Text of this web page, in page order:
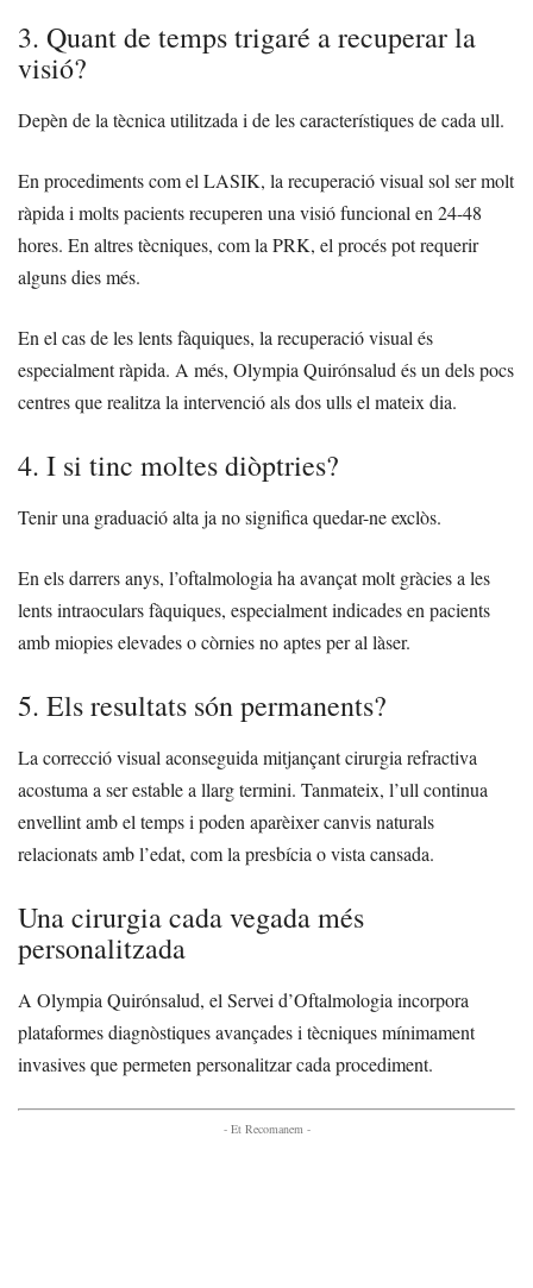
3. Quant de temps trigaré a recuperar la
visió?
Depèn de la tècnica utilitzada i de les característiques de cada ull.
En procediments com el LASIK, la recuperació visual sol ser molt
ràpida i molts pacients recuperen una visió funcional en 24-48
hores. En altres tècniques, com la PRK, el procés pot requerir
alguns dies més.
En el cas de les lents fàquiques, la recuperació visual és
especialment ràpida. A més, Olympia Quirónsalud és un dels pocs
centres que realitza la intervenció als dos ulls el mateix dia.
4. I si tinc moltes diòptries?
Tenir una graduació alta ja no significa quedar-ne exclòs.
En els darrers anys, l’oftalmologia ha avançat molt gràcies a les
lents intraoculars fàquiques, especialment indicades en pacients
amb miopies elevades o còrnies no aptes per al làser.
5. Els resultats són permanents?
La correcció visual aconseguida mitjançant cirurgia refractiva
acostuma a ser estable a llarg termini. Tanmateix, l’ull continua
envellint amb el temps i poden aparèixer canvis naturals
relacionats amb l’edat, com la presbícia o vista cansada.
Una cirurgia cada vegada més
personalitzada
A Olympia Quirónsalud, el Servei d’Oftalmologia incorpora
plataformes diagnòstiques avançades i tècniques mínimament
invasives que permeten personalitzar cada procediment.
- Et Recomanem -